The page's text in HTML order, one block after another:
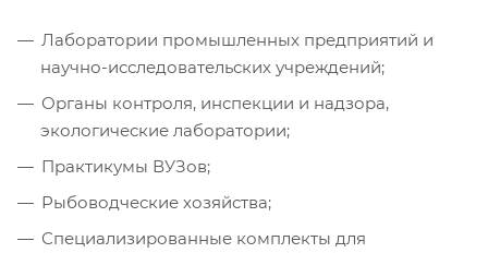
Лаборатории промышленных предприятий и
научно-исследовательских учреждений;
Органы контроля, инспекции и надзора,
экологические лаборатории;
Практикумы ВУЗов;
Рыбоводческие хозяйства;
Специализированные комплекты для